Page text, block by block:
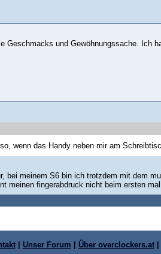
Geschmacks und Gewöhnungssache. Ich
wenn das Handy neben mir am
bei meinem S6 bin ich trotzdem mit dem
meinen fingerabdruck nicht beim ersten
| Unser Forum | Über overclockers.at|